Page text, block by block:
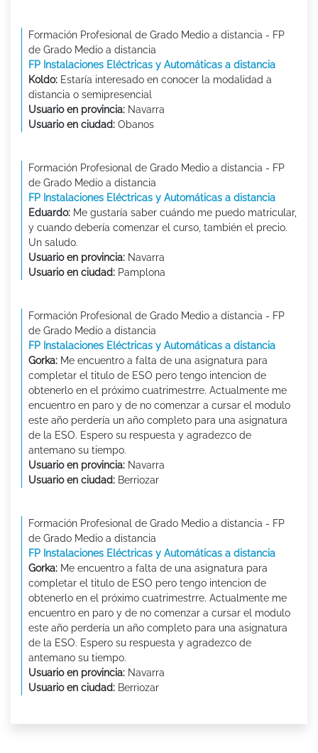
Formación Profesional de Grado Medio a distancia - FP
de Grado Medio a distancia
FP Instalaciones Eléctricas y Automáticas a distancia
Koldo: Estaría interesado en conocer la modalidad a
distancia o semipresencial
Usuario en provincia: Navarra
Usuario en ciudad: Obanos
Formación Profesional de Grado Medio a distancia - FP
de Grado Medio a distancia
FP Instalaciones Eléctricas y Automáticas a distancia
Eduardo: Me gustaría saber cuándo me puedo matricular,
y cuando debería comenzar el curso, también el precio.
Un saludo.
Usuario en provincia: Navarra
Usuario en ciudad: Pamplona
Formación Profesional de Grado Medio a distancia - FP
de Grado Medio a distancia
FP Instalaciones Eléctricas y Automáticas a distancia
Gorka: Me encuentro a falta de una asignatura para
completar el titulo de ESO pero tengo intencion de
obtenerlo en el próximo cuatrimestrre. Actualmente me
encuentro en paro y de no comenzar a cursar el modulo
este año perdería un año completo para una asignatura
de la ESO. Espero su respuesta y agradezco de
antemano su tiempo.
Usuario en provincia: Navarra
Usuario en ciudad: Berriozar
Formación Profesional de Grado Medio a distancia - FP
de Grado Medio a distancia
FP Instalaciones Eléctricas y Automáticas a distancia
Gorka: Me encuentro a falta de una asignatura para
completar el titulo de ESO pero tengo intencion de
obtenerlo en el próximo cuatrimestrre. Actualmente me
encuentro en paro y de no comenzar a cursar el modulo
este año perdería un año completo para una asignatura
de la ESO. Espero su respuesta y agradezco de
antemano su tiempo.
Usuario en provincia: Navarra
Usuario en ciudad: Berriozar